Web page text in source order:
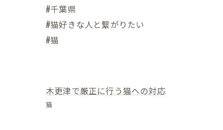
#千葉県
#猫好きな人と繋がりたい
#猫
木更津で厳正に行う猫への対応
猫